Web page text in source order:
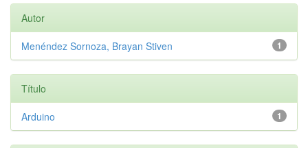
Autor
1
Menéndez Sornoza, Brayan Stiven
Título
1
Arduino